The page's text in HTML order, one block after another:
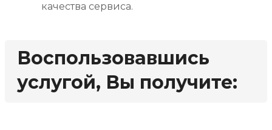
качества сервиса.
Воспользовавшись
услугой, Вы получите: